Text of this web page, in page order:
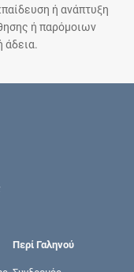
ή ανάπτυξη
ή παρόμοιων
άδεια.
Περί Γαληνού